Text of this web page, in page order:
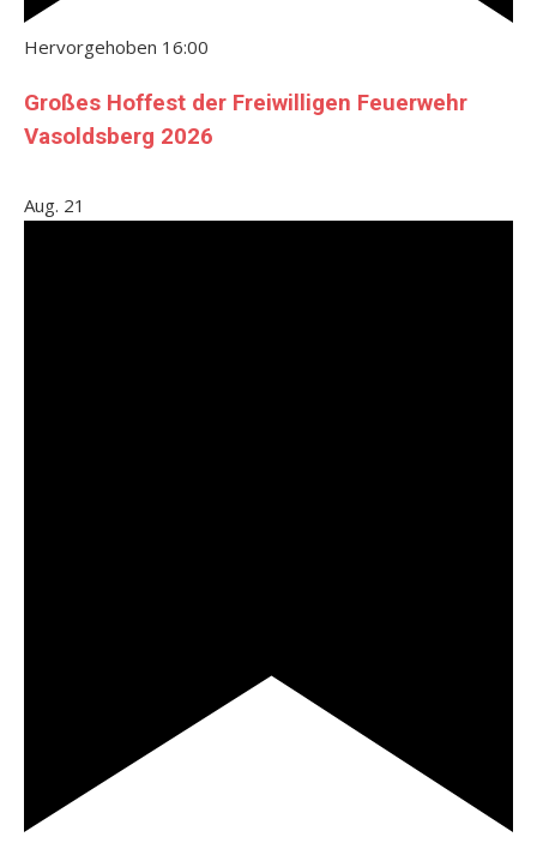
Hervorgehoben 16:00
Großes Hoffest der Freiwilligen Feuerwehr
Vasoldsberg 2026
Aug. 21